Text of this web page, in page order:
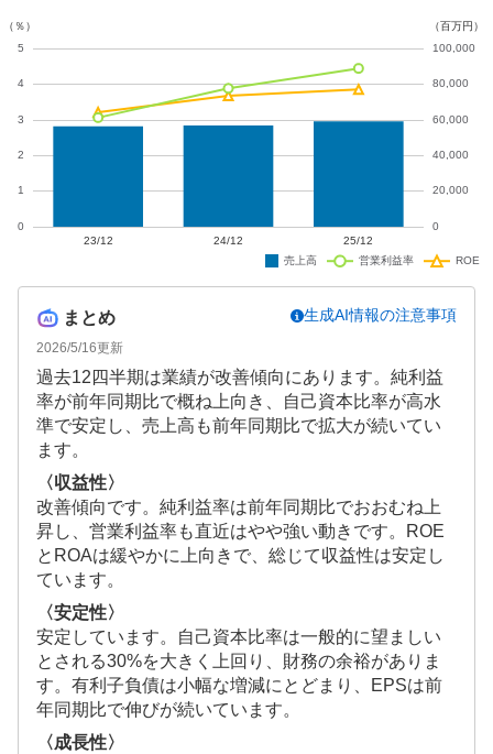
まとめ
2026/5/16更新
生成AI情報の注意事項
過去12四半期は業績が改善傾向にあります。純利益
率が前年同期比で概ね上向き、自己資本比率が高水
準で安定し、売上高も前年同期比で拡大が続いてい
ます。
〈収益性〉
改善傾向です。純利益率は前年同期比でおおむね上
昇し、営業利益率も直近はやや強い動きです。ROE
とROAは緩やかに上向きで、総じて収益性は安定し
ています。
〈安定性〉
安定しています。自己資本比率は一般的に望ましい
とされる30%を大きく上回り、財務の余裕がありま
す。有利子負債は小幅な増減にとどまり、EPSは前
年同期比で伸びが続いています。
〈成長性〉